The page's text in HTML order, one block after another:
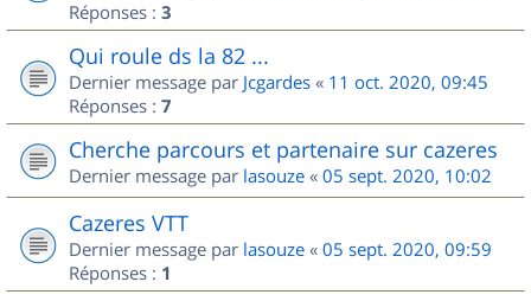
Réponses : 3
Qui roule ds la 82 ...
Dernier message par Jcgardes « 11 oct. 2020, 09:45
Réponses : 7
Cherche parcours et partenaire sur cazeres
Dernier message par lasouze « 05 sept. 2020, 10:02
Cazeres VTT
Dernier message par lasouze « 05 sept. 2020, 09:59
Réponses : 1